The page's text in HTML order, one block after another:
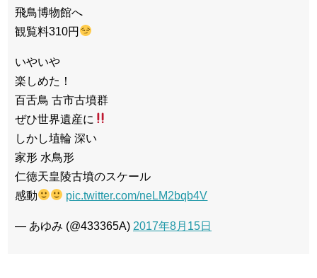
飛鳥博物館へ
観覧料310円
いやいや
楽しめた！
百舌鳥 古市古墳群
ぜひ世界遺産に
しかし埴輪 深い
家形 水鳥形
仁徳天皇陵古墳のスケール
感動
pic.twitter.com/neLM2bqb4V
— あゆみ (@433365A) 2017年8月15日